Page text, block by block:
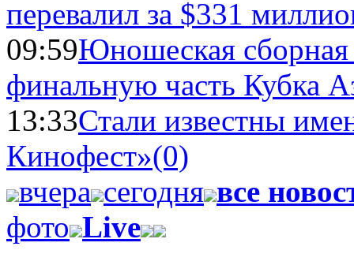
перевалил за $331
09:59Юношеская
финальную часть Кубка
13:33Стали известны
Кинофест»(0)
вчера сегодня все
фото Live